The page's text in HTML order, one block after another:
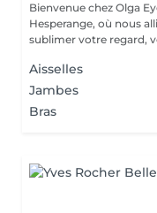
Bienvenue chez Olga
Hesperange, où nous
sublimer votre regard,
Aisselles
Jambes
Bras